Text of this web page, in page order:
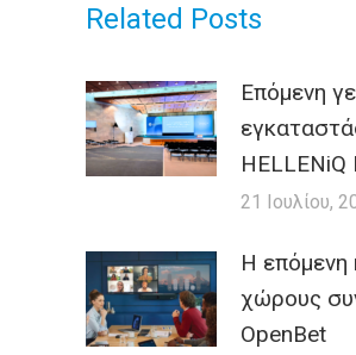
Related Posts
Επόμενη
HELLENiQ
21 Ιουλίου,
H
χώρους
OpenBet